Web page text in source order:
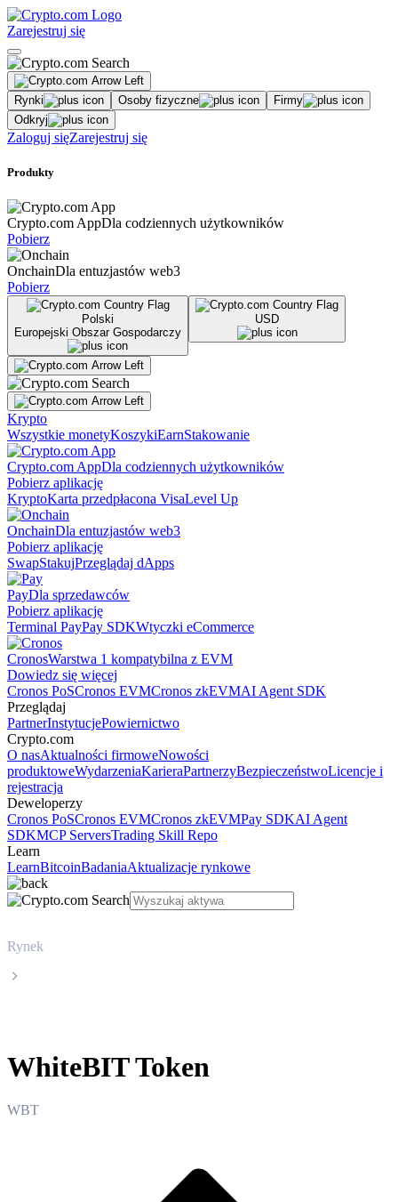
Zarejestruj się
Rynki Osoby fizyczne
Firmy
Odkryj
Zaloguj sięZarejestruj się
Produkty
Crypto.com AppDla codziennych użytkowników
Pobierz
OnchainDla entuzjastów web3
Pobierz
Polski
Europejski Obszar Gospodarczy
USD
Krypto
Wszystkie monetyKoszykiEarnStakowanie
Crypto.com AppDla codziennych użytkowników
Pobierz aplikację
KryptoKarta przedpłacona VisaLevel Up
OnchainDla entuzjastów web3
Pobierz aplikację
SwapStakujPrzeglądaj dApps
PayDla sprzedawców
Pobierz aplikację
Terminal PayPay SDKWtyczki eCommerce
CronosWarstwa 1 kompatybilna z EVM
Dowiedz się więcej
Cronos PoSCronos EVMCronos zkEVMAI Agent SDK
Przeglądaj
PartnerInstytucjePowiernictwo
Crypto.com
O nasAktualności firmoweNowości
produktoweWydarzeniaKarieraPartnerzyBezpieczeństwoLicencje i
rejestracja
Deweloperzy
Cronos PoSCronos EVMCronos zkEVMPay SDKAI Agent
SDKMCP ServersTrading Skill Repo
Learn
LearnBitcoinBadaniaAktualizacje rynkowe
Rynek
WhiteBIT Token
WBT